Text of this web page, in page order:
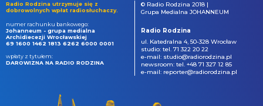
Radio Rodzina utrzymuje się z
dobrowolnych wpłat radiosłuchaczy.
numer rachunku bankowego:
Johanneum - grupa medialna
Archidiecezji Wrocławskiej
69 1600 1462 1813 6262 6000 0001
wpłaty z tytułem:
DAROWIZNA NA RADIO RODZINA
© Radio Rodzina 2018 |
Grupa Medialna JOHANNEUM
Radio Rodzina
ul. Katedralna 4, 50-328 Wrocław
studio: tel. 71 322 20 22
e-mail: studio@radiorodzina.pl
newsroom: tel. +48 71 327 12 85
e-mail: reporter@radiorodzina.pl